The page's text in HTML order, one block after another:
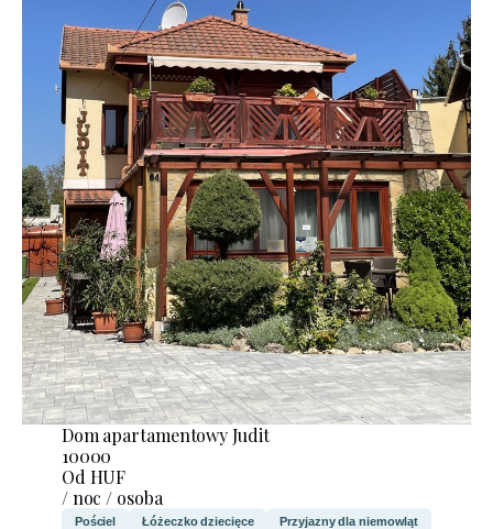
Dom apartamentowy Judit
10000
Od HUF
/ noc / osoba
Pościel Łóżeczko dziecięce Przyjazny dla niemowląt